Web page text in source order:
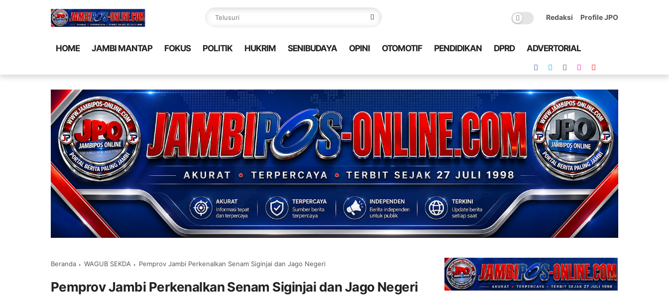
Redaksi Profile JPO
HOME JAMBI MANTAP FOKUS POLITIK HUKRIM SENIBUDAYA OPINI OTOMOTIF PENDIDIKAN DPRD ADVERTORIAL
Beranda WAGUB SEKDA Pemprov Jambi Perkenalkan Senam Siginjai dan Jago Negeri
Pemprov Jambi Perkenalkan Senam Siginjai dan Jago Negeri